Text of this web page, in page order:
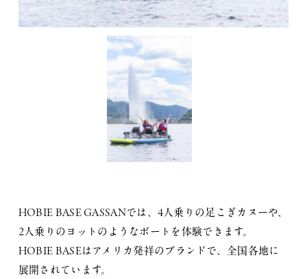
HOBIE BASE GASSANでは、4人乗りの足こぎカヌーや、
2人乗りのヨットのようなボートを体験できます。
HOBIE BASEはアメリカ発祥のブランドで、全国各地に
展開されています。